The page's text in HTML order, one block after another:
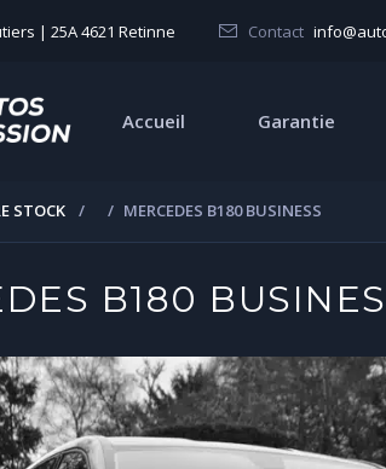
| 25A 4621 Retinne Contact
Accueil Garantie
STOCK MERCEDES B180 BUSINESS
B180